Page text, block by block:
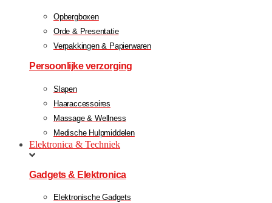
Opbergboxen
Orde & Presentatie
Verpakkingen & Papierwaren
Persoonlijke verzorging
Slapen
Haaraccessoires
Massage & Wellness
Medische Hulpmiddelen
Elektronica & Techniek
Gadgets & Elektronica
Elektronische Gadgets